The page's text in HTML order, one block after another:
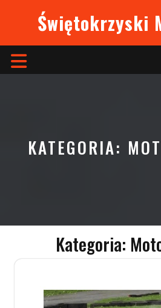
Świętokrzyski
Open
KATEGORIA:
Kategoria: